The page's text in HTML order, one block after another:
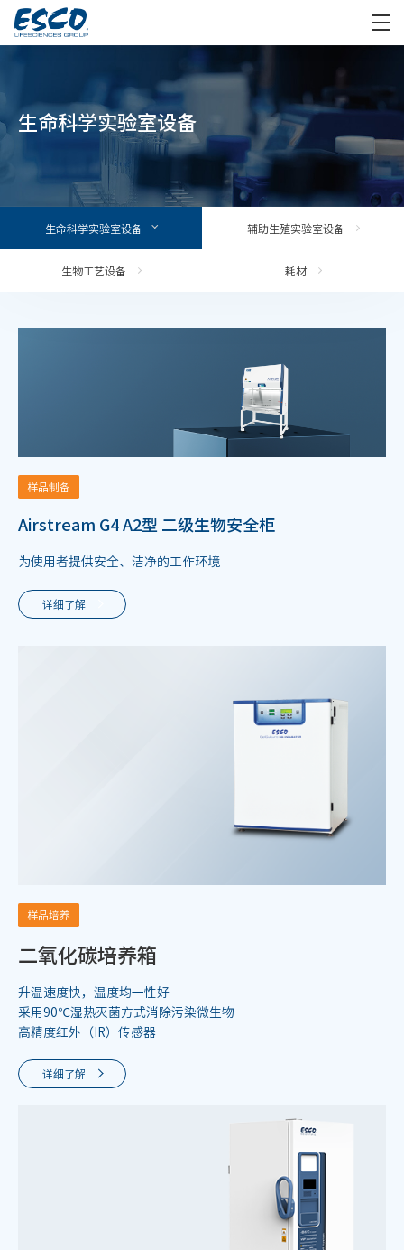
生命科学实验室设备
生命科学实验室设备 辅助生殖实验室设备
生物工艺设备 耗材
样品制备
Airstream G4 A2型 二级生物安全柜
为使用者提供安全、洁净的工作环境
详细了解
样品培养
二氧化碳培养箱
升温速度快，温度均一性好
采用90℃湿热灭菌方式消除污染微生物
高精度红外（IR）传感器
详细了解